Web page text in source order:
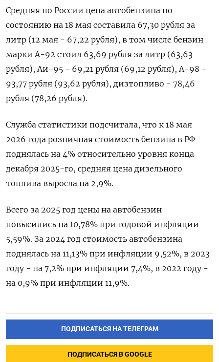
Средняя по России ​цена автобензина по
состоянию на 18 мая составила ‌67,30 рубля за
литр (12 мая - 67,22 рубля), в том числе бензин
марки А-92 стоил ​63,69 рубля ​за литр (63,63
‌рубля), Аи-95 - 69,21 рубля (69,12 рубля), А-98 -
93,77 рубля (93,62 рубля), ​дизтопливо - 78,46
рубля (78,26 рубля).
Служба статистики подсчитала, что к 18 мая
2026 года розничная стоимость бензина в РФ
поднялась на 4% относительно уровня конца
декабря 2025-го, средняя цена дизельного
топлива выросла на 2,9%.
Всего за ​2025 год ⁠цены на автобензин
повысились на 10,78% при годовой инфляции
5,59%. За ‌2024 год стоимость автобензина
поднялась на 11,13% ‌при инфляции 9,52%, в 2023
году - на 7,2% при ​инфляции 7,4%, в 2022 году -
на ‌0,9% при инфляции 11,9%.
ПОДПИСАТЬСЯ НА ТЕЛЕГРАМ
ПОДПИСАТЬСЯ В GOOGLE